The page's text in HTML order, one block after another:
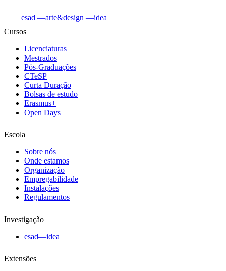
esad —arte&design —idea
Cursos
Licenciaturas
Mestrados
Pós-Graduações
CTeSP
Curta Duração
Bolsas de estudo
Erasmus+
Open Days
Escola
Sobre nós
Onde estamos
Organização
Empregabilidade
Instalações
Regulamentos
Investigação
esad—idea
Extensões